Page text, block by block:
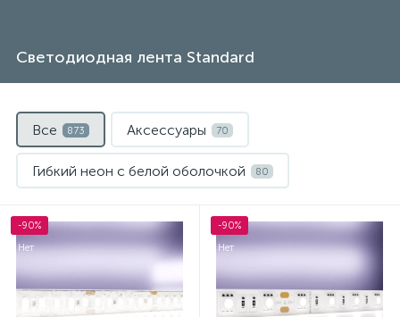
Светодиодная лента Standard
Все 873 Аксессуары 70
Гибкий неон с белой оболочкой 80
Источник напряжения
Комплектующие для профиля
Профили Maytoni 132
-90%
Нет
-90%
Нет